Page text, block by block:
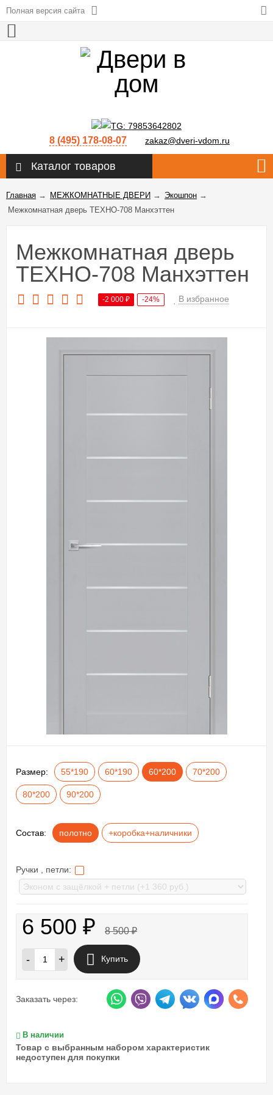
Полная версия сайта
8 (495) 178-08-07 zakaz@dveri-vdom.ru
Каталог товаров
Главная → МЕЖКОМНАТНЫЕ ДВЕРИ → Экошпон →
Межкомнатная дверь ТЕХНО-708 Манхэттен
Межкомнатная дверь
ТЕХНО-708 Манхэттен
-2 000 ₽ -24% В избранное
Размер: 55*190 60*190 60*200 70*200
80*200 90*200
Состав: полотно +коробка+наличники
Ручки , петли:
6 500 ₽ 8 500₽
- + Купить
Заказать через:
В наличии
Товар с выбранным набором характеристик
недоступен для покупки